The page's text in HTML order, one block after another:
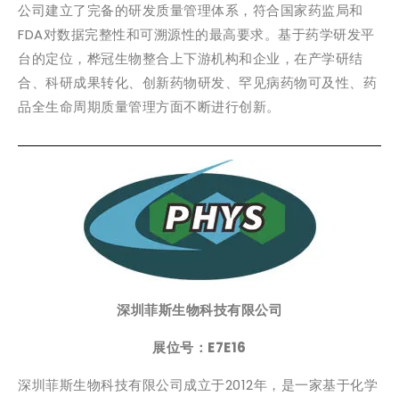
公司建立了完备的研发质量管理体系，符合国家药监局和
FDA对数据完整性和可溯源性的最高要求。基于药学研发平
台的定位，桦冠生物整合上下游机构和企业，在产学研结
合、科研成果转化、创新药物研发、罕见病药物可及性、药
品全生命周期质量管理方面不断进行创新。
深圳菲斯生物科技有限公司
展位号：E7E16
深圳菲斯生物科技有限公司成立于2012年，是一家基于化学